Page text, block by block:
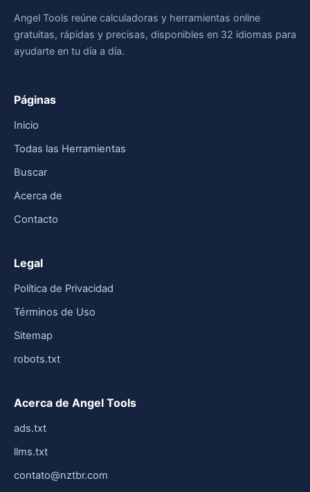
Angel Tools reúne calculadoras y herramientas online
gratuitas, rápidas y precisas, disponibles en 32 idiomas para
ayudarte en tu día a día.
Páginas
Inicio
Todas las Herramientas
Buscar
Acerca de
Contacto
Legal
Política de Privacidad
Términos de Uso
Sitemap
robots.txt
Acerca de Angel Tools
ads.txt
llms.txt
contato@nztbr.com